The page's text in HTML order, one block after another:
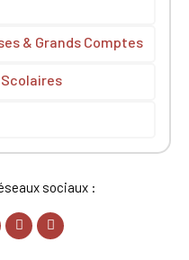
& Grands Comptes
sociaux :